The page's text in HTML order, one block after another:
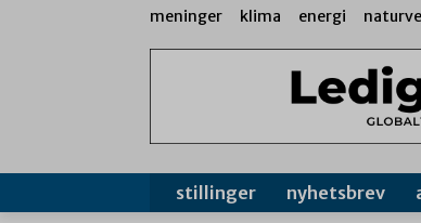
meninger klima energi
stillinger nyhetsbrev